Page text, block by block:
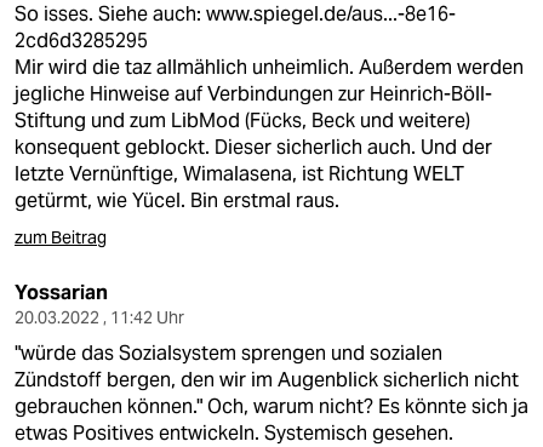
So isses. Siehe auch: www.spiegel.de/aus...-8e16-
2cd6d3285295
Mir wird die taz allmählich unheimlich. Außerdem werden
jegliche Hinweise auf Verbindungen zur Heinrich-Böll-
Stiftung und zum LibMod (Fücks, Beck und weitere)
konsequent geblockt. Dieser sicherlich auch. Und der
letzte Vernünftige, Wimalasena, ist Richtung WELT
getürmt, wie Yücel. Bin erstmal raus.
zum Beitrag
Yossarian
20.03.2022 , 11:42 Uhr
"würde das Sozialsystem sprengen und sozialen
Zündstoff bergen, den wir im Augenblick sicherlich nicht
gebrauchen können." Och, warum nicht? Es könnte sich ja
etwas Positives entwickeln. Systemisch gesehen.